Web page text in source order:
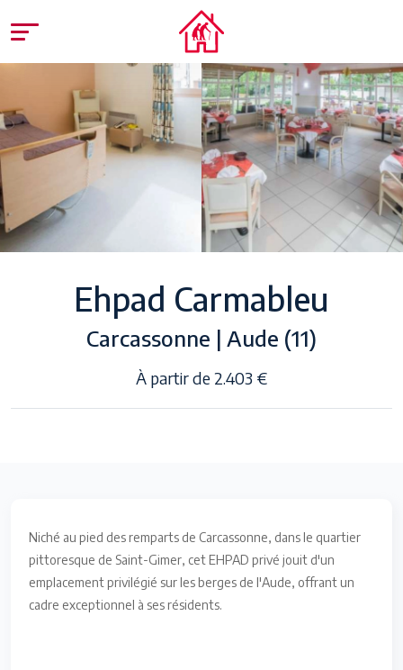
Ehpad Carmableu
Carcassonne | Aude (11)
À partir de 2.403 €
Niché au pied des remparts de Carcassonne, dans le quartier
pittoresque de Saint-Gimer, cet EHPAD privé jouit d'un
emplacement privilégié sur les berges de l'Aude, offrant un
cadre exceptionnel à ses résidents.